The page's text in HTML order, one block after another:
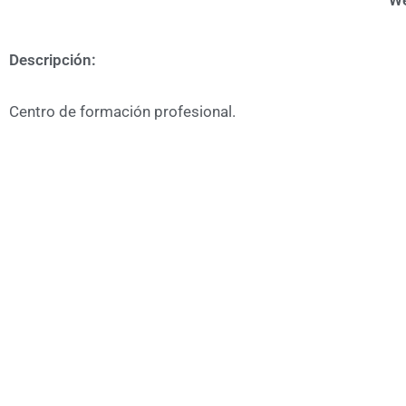
Descripción:
Centro de formación profesional.